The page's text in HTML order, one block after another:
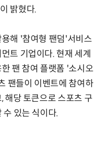
밝혔다.
해 '참여형 팬덤'서비스
트 기업이다. 현재 세계
팬 참여 플랫폼 '소시오
팬들이 이벤트에 참여하
해당 토큰으로 스포츠 구
수 있는 식이다.